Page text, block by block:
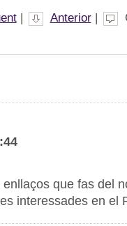
| Anterior|
que fas del
interessades en el